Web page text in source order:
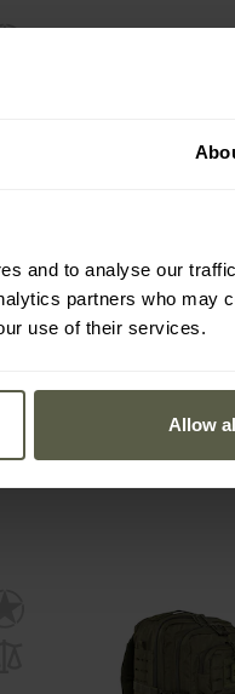
and to analyse our
partners who may
use of their services.
Allow
Mil-Tec - Large
Rucksack - 36 l